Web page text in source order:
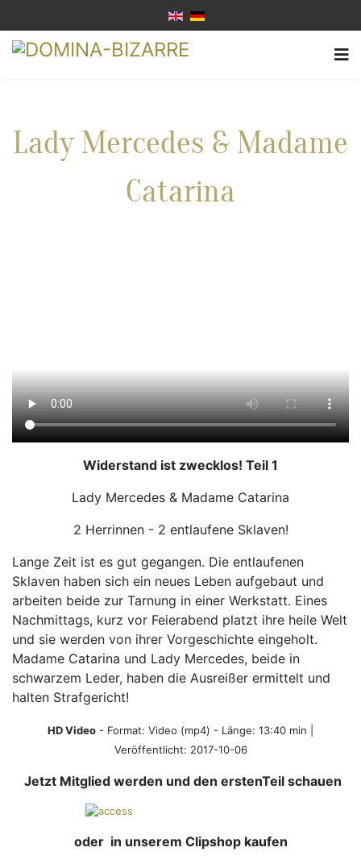
Lady Mercedes & Madame
Catarina
Widerstand ist zwecklos! Teil 1
Lady Mercedes & Madame Catarina
2 Herrinnen - 2 entlaufene Sklaven!
Lange Zeit ist es gut gegangen. Die entlaufenen
Sklaven haben sich ein neues Leben aufgebaut und
arbeiten beide zur Tarnung in einer Werkstatt. Eines
Nachmittags, kurz vor Feierabend platzt ihre heile Welt
und sie werden von ihrer Vorgeschichte eingeholt.
Madame Catarina und Lady Mercedes, beide in
schwarzem Leder, haben die Ausreißer ermittelt und
halten Strafgericht!
HD Video - Format: Video (mp4) - Länge: 13:40 min |
Veröffentlicht: 2017-10-06
Jetzt Mitglied werden und den erstenTeil schauen
oder in unserem Clipshop kaufen